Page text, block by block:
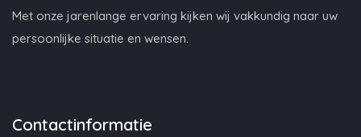
Met onze jarenlange ervaring kijken wij vakkundig naar uw
persoonlijke situatie en wensen.
Contactinformatie